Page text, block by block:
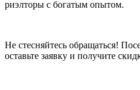
риэлторы с богатым опытом.
Не стесняйтесь обращаться!
оставьте заявку и получите